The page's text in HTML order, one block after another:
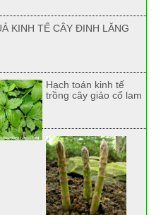
KINH TẾ CÂY ĐINH LĂNG
Hạch toán kinh tế
trồng cây giảo cổ lam